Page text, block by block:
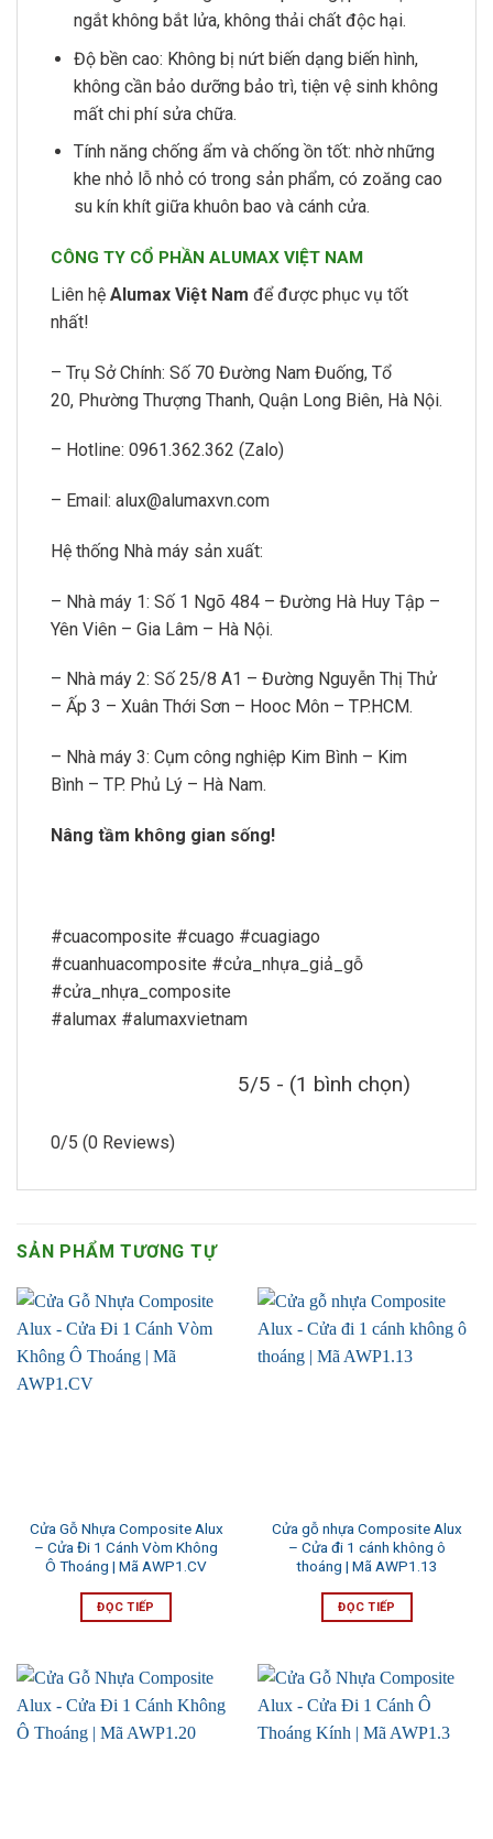
ngắt không bắt lửa, không thải chất độc hại.
Độ bền cao: Không bị nứt biến dạng biến hình,
không cần bảo dưỡng bảo trì, tiện vệ sinh không
mất chi phí sửa chữa.
Tính năng chống ẩm và chống ồn tốt: nhờ những
khe nhỏ lỗ nhỏ có trong sản phẩm, có zoăng cao
su kín khít giữa khuôn bao và cánh cửa.
CÔNG TY CỔ PHẦN ALUMAX VIỆT NAM
Liên hệ Alumax Việt Nam để được phục vụ tốt
nhất!
– Trụ Sở Chính: Số 70 Đường Nam Đuống, Tổ
20, Phường Thượng Thanh, Quận Long Biên, Hà Nội.
– Hotline: 0961.362.362 (Zalo)
– Email: alux@alumaxvn.com
Hệ thống Nhà máy sản xuất:
– Nhà máy 1: Số 1 Ngõ 484 – Đường Hà Huy Tập –
Yên Viên – Gia Lâm – Hà Nội.
– Nhà máy 2: Số 25/8 A1 – Đường Nguyễn Thị Thử
– Ấp 3 – Xuân Thới Sơn – Hooc Môn – TP.HCM.
– Nhà máy 3: Cụm công nghiệp Kim Bình – Kim
Bình – TP. Phủ Lý – Hà Nam.
Nâng tầm không gian sống!
#cuacomposite #cuago #cuagiago
#cuanhuacomposite #cửa_nhựa_giả_gỗ
#cửa_nhựa_composite
#alumax #alumaxvietnam
5/5 - (1 bình chọn)
0/5 (0 Reviews)
SẢN PHẨM TƯƠNG TỰ
Cửa Gỗ Nhựa Composite Alux
– Cửa Đi 1 Cánh Vòm Không
Ô Thoáng | Mã AWP1.CV
ĐỌC TIẾP
Cửa gỗ nhựa Composite Alux
– Cửa đi 1 cánh không ô
thoáng | Mã AWP1.13
ĐỌC TIẾP